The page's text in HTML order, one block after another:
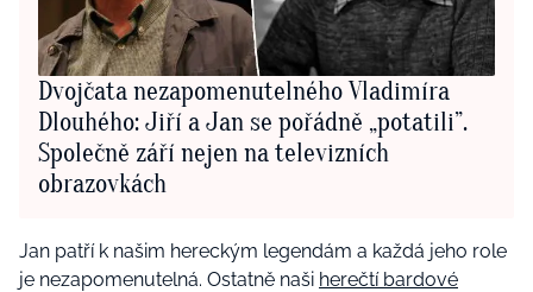
Dvojčata nezapomenutelného Vladimíra
Dlouhého: Jiří a Jan se pořádně „potatili”.
Společně září nejen na televizních
obrazovkách
Jan patří k našim hereckým legendám a každá jeho role
je nezapomenutelná. Ostatně naši herečtí bardové